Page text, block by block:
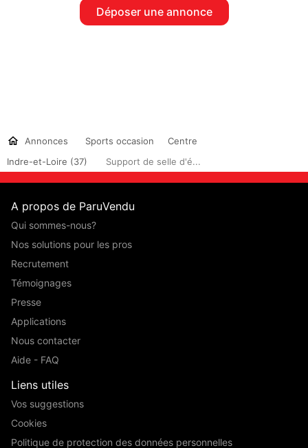
Déposer une annonce
Annonces Sports occasion
Centre
Indre-et-Loire (37)
Support de selle d'é...
A propos de ParuVendu
Qui sommes-nous?
Nos solutions pour les pros
Recrutement
Témoignages
Presse
Applications
Nous contacter
Aide - FAQ
Liens utiles
Vos suggestions
Cookies
Politique de protection des données personnelles